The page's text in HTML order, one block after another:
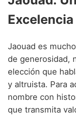
Jaouad es
de generosidad,
elección que
y altruista. Para
nombre con
que transmita